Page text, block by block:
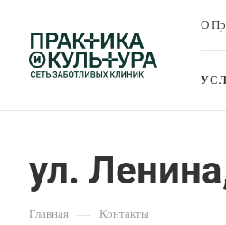
О
ул.
Главная — Контакты